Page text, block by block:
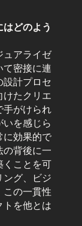
どのよう
ュアライゼ
て密接に連
計プロセ
けたクリエ
手がけられ
を感じら
に効果的で
の背後に一
くことを可
グ、ビジ
この一貫性
を他とは